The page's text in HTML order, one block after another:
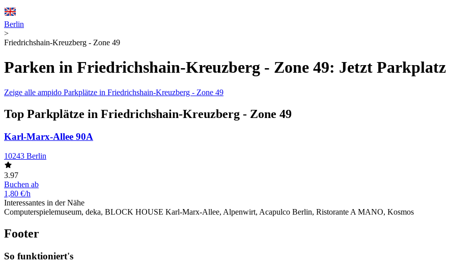
Berlin
>
Friedrichshain-Kreuzberg - Zone 49
Parken in Friedrichshain-Kreuzberg - Zone 49: Jetzt
Zeige alle ampido Parkplätze in Friedrichshain-Kreuzberg - Zone 49
Top Parkplätze in Friedrichshain-Kreuzberg - Zone 49
Karl-Marx-Allee 90A
10243 Berlin
3.97
Buchen ab
1,80 €/h
Interessantes in der Nähe
Computerspielemuseum, deka, BLOCK HOUSE Karl-Marx-Allee, Alpenwirt, Acapulco Berlin, Ristorante A MANO, Kosmos
Footer
So funktioniert's